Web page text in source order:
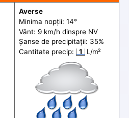
Averse
Minima nopții: 14°
Vânt: 9 km/h dinspre NV
Șanse de precipitații: 35%
Cantitate precip:
1 L/m²